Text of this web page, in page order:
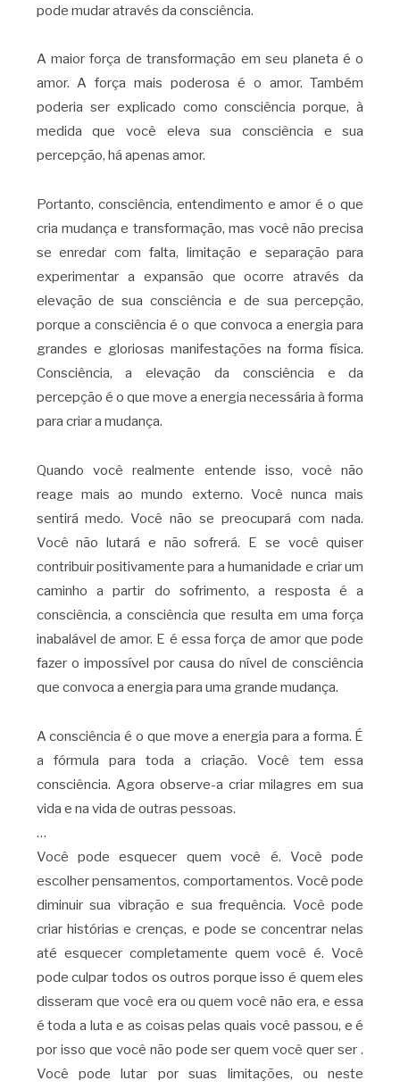
pode mudar através da consciência.
A maior força de transformação em seu planeta é o
amor. A força mais poderosa é o amor. Também
poderia ser explicado como consciência porque, à
medida que você eleva sua consciência e sua
percepção, há apenas amor.
Portanto, consciência, entendimento e amor é o que
cria mudança e transformação, mas você não precisa
se enredar com falta, limitação e separação para
experimentar a expansão que ocorre através da
elevação de sua consciência e de sua percepção,
porque a consciência é o que convoca a energia para
grandes e gloriosas manifestações na forma física.
Consciência, a elevação da consciência e da
percepção é o que move a energia necessária à forma
para criar a mudança.
Quando você realmente entende isso, você não
reage mais ao mundo externo. Você nunca mais
sentirá medo. Você não se preocupará com nada.
Você não lutará e não sofrerá. E se você quiser
contribuir positivamente para a humanidade e criar um
caminho a partir do sofrimento, a resposta é a
consciência, a consciência que resulta em uma força
inabalável de amor. E é essa força de amor que pode
fazer o impossível por causa do nível de consciência
que convoca a energia para uma grande mudança.
A consciência é o que move a energia para a forma. É
a fórmula para toda a criação. Você tem essa
consciência. Agora observe-a criar milagres em sua
vida e na vida de outras pessoas.
…
Você pode esquecer quem você é. Você pode
escolher pensamentos, comportamentos. Você pode
diminuir sua vibração e sua frequência. Você pode
criar histórias e crenças, e pode se concentrar nelas
até esquecer completamente quem você é. Você
pode culpar todos os outros porque isso é quem eles
disseram que você era ou quem você não era, e essa
é toda a luta e as coisas pelas quais você passou, e é
por isso que você não pode ser quem você quer ser .
Você pode lutar por suas limitações, ou neste